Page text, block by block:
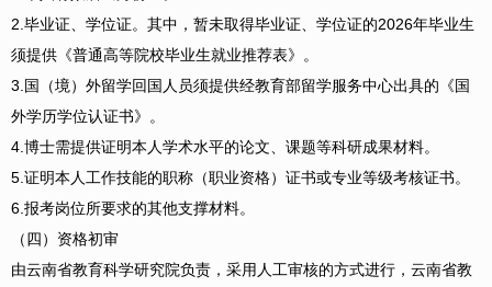
2.毕业证、学位证。其中，暂未取得毕业证、学位证的2026年毕业生
须提供《普通高等院校毕业生就业推荐表》。
3.国（境）外留学回国人员须提供经教育部留学服务中心出具的《国
外学历学位认证书》。
4.博士需提供证明本人学术水平的论文、课题等科研成果材料。
5.证明本人工作技能的职称（职业资格）证书或专业等级考核证书。
6.报考岗位所要求的其他支撑材料。
（四）资格初审
由云南省教育科学研究院负责，采用人工审核的方式进行，云南省教